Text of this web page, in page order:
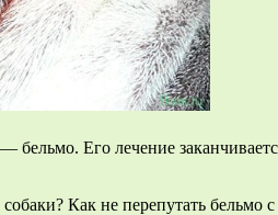
Его лечение
Как не перепутать бельмо